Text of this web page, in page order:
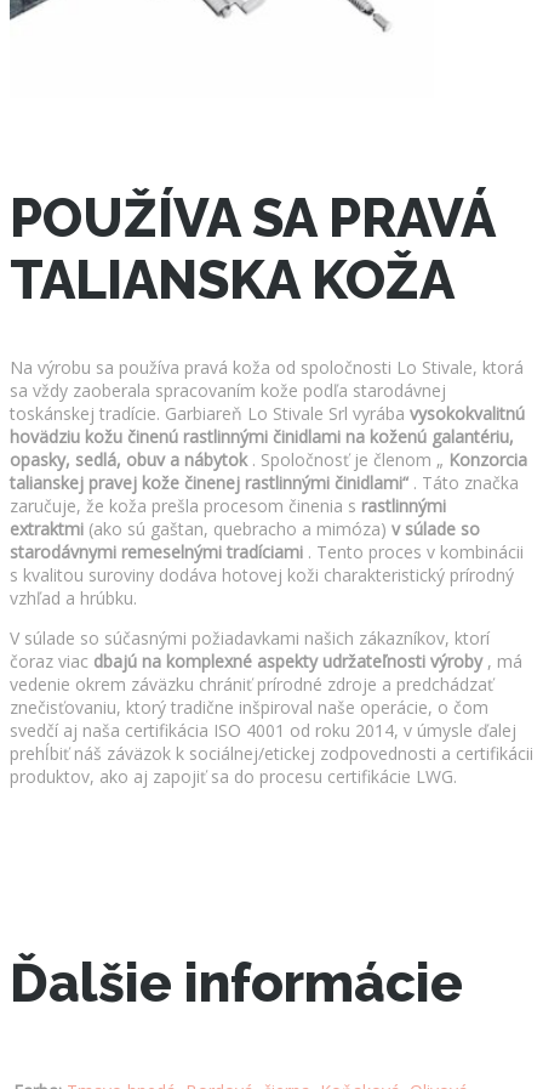
POUŽÍVA SA PRAVÁ
TALIANSKA KOŽA
Na výrobu sa používa pravá koža od spoločnosti Lo Stivale, ktorá
sa vždy zaoberala spracovaním kože podľa starodávnej
toskánskej tradície. Garbiareň Lo Stivale Srl vyrába vysokokvalitnú
hovädziu kožu činenú rastlinnými činidlami na koženú galantériu,
opasky, sedlá, obuv a nábytok . Spoločnosť je členom „ Konzorcia
talianskej pravej kože činenej rastlinnými činidlami“ . Táto značka
zaručuje, že koža prešla procesom činenia s rastlinnými
extraktmi (ako sú gaštan, quebracho a mimóza) v súlade so
starodávnymi remeselnými tradíciami . Tento proces v kombinácii
s kvalitou suroviny dodáva hotovej koži charakteristický prírodný
vzhľad a hrúbku.
V súlade so súčasnými požiadavkami našich zákazníkov, ktorí
čoraz viac dbajú na komplexné aspekty udržateľnosti výroby, má
vedenie okrem záväzku chrániť prírodné zdroje a predchádzať
znečisťovaniu, ktorý tradične inšpiroval naše operácie, o čom
svedčí aj naša certifikácia ISO 4001 od roku 2014, v úmysle ďalej
prehĺbiť náš záväzok k sociálnej/etickej zodpovednosti a certifikácii
produktov, ako aj zapojiť sa do procesu certifikácie LWG.
Ďalšie informácie